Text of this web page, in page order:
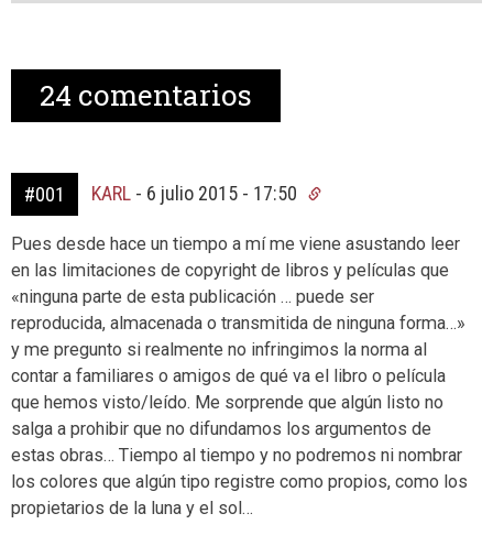
24 comentarios
#001 KARL - 6 julio 2015 - 17:50
Pues desde hace un tiempo a mí me viene asustando leer
en las limitaciones de copyright de libros y películas que
«ninguna parte de esta publicación … puede ser
reproducida, almacenada o transmitida de ninguna forma…»
y me pregunto si realmente no infringimos la norma al
contar a familiares o amigos de qué va el libro o película
que hemos visto/leído. Me sorprende que algún listo no
salga a prohibir que no difundamos los argumentos de
estas obras… Tiempo al tiempo y no podremos ni nombrar
los colores que algún tipo registre como propios, como los
propietarios de la luna y el sol…